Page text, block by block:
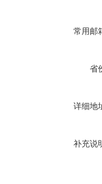
常用邮
省
详细地
补充说